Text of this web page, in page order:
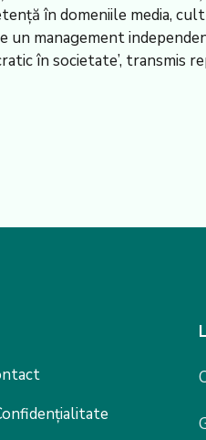
în domeniile media,
management
în societate’, transmis